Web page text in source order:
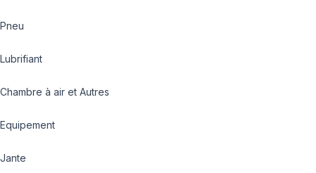
Pneu
Lubrifiant
Chambre à air et Autres
Equipement
Jante